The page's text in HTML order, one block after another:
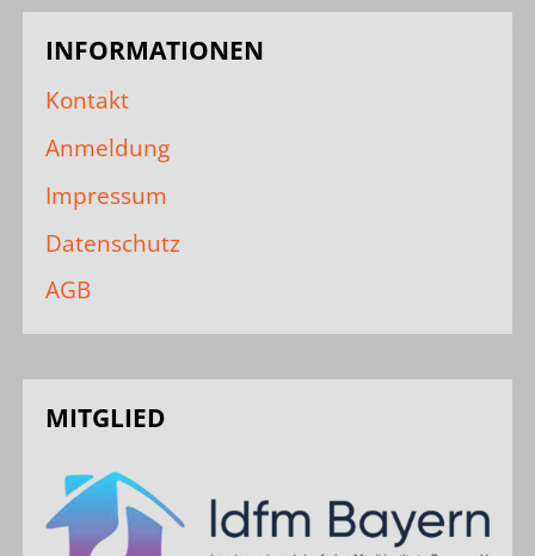
INFORMATIONEN
Kontakt
Anmeldung
Impressum
Datenschutz
AGB
MITGLIED